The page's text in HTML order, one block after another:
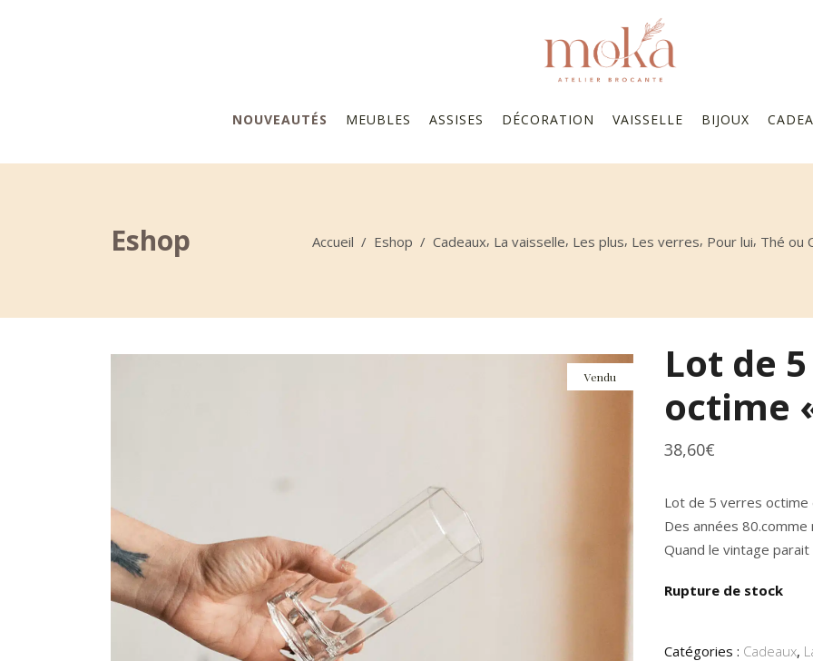
NOUVEAUTÉS MEUBLES ASSISES DÉCORATION VAISSELLE BIJOUX
Eshop Accueil / Eshop / Cadeaux, La vaisselle, Les plus, Les verres, Pour lui, Thé ou
Vendu
Lot de
octime
38,60€
Lot de 5 verres octime
Des années
Quand le vintage parait
Rupture de stock
Catégories : Cadeaux,